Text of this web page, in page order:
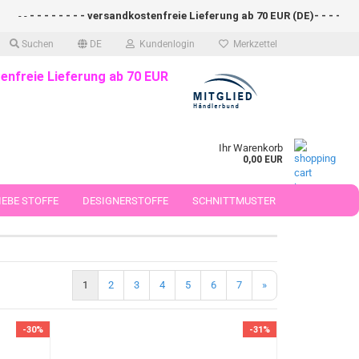
Suchen DE Kundenlogin Merkzettel
- - - - - - - versandkostenfreie Lieferung ab 70 EUR (DE)- - - - - - - -
Lieferung ab 70 EUR
Ihr Warenkorb
0,00 EUR
STOFFE DESIGNERSTOFFE SCHNITTMUSTER
50 CM
1 2 3 4 5 6 7 »
-30% -31%